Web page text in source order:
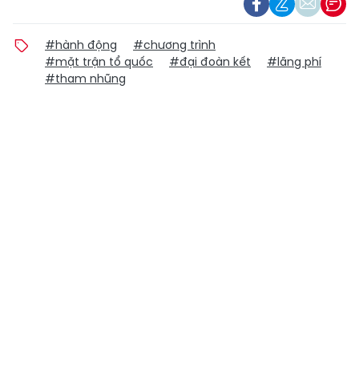
#hành động
#chương trình
#mặt trận tổ quốc
#đại đoàn kết
#lãng phí
#tham nhũng